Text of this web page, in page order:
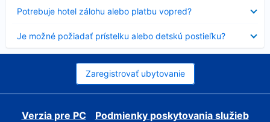
Potrebuje hotel zálohu alebo platbu vopred?
sa
Je možné požiadať prístelku alebo detskú postieľku?
sa
Zaregistrovať ubytovanie
Verzia pre PC
Podmienky poskytovania služieb